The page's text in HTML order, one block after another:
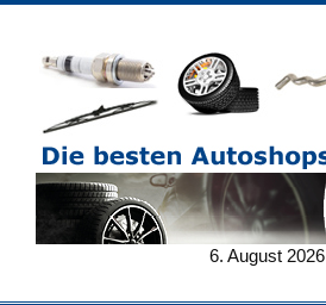
6. August 2026